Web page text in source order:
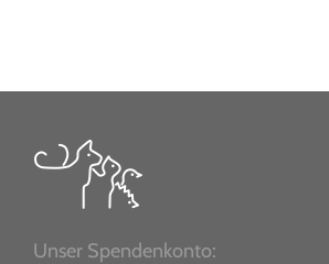
Unser Spendenkonto: